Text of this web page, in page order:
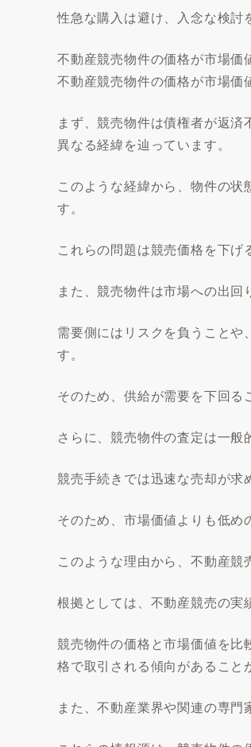
性急な購入は避け、入念な検討
不動産競売物件の価格が市場価
不動産競売物件の価格が市場価
まず、競売物件は債権者が返
異なる経緯を辿っています。
このような経緯から、物件の
す。
これらの問題は競売価格を下げ
また、競売物件は市場への出回
需要側にはリスクを負うこと
す。
そのため、供給が需要を下回る
さらに、競売物件の査定は一般
競売手続きでは迅速な売却が求
そのため、市場価値よりも低め
このような理由から、不動産競
根拠としては、不動産競売の実
競売物件の価格と市場価値を
格で取引される傾向があること
また、不動産業界や関連の専門